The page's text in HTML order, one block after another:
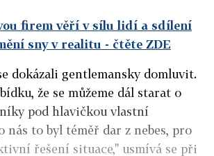
firem věří v sílu lidí a sdílení
sny v realitu - čtěte ZDE
dokázali gentlemansky domluvit.
že se můžeme dál starat o
pod hlavičkou vlastní
nás to byl téměř dar z nebes, pro
řešení situace," usmívá se při